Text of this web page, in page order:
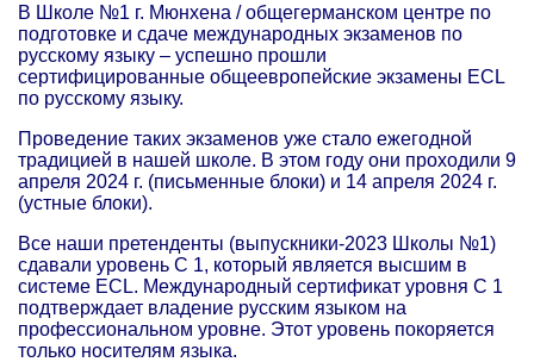
В Школе №1 г. Мюнхена / общегерманском центре по
подготовке и сдаче международных экзаменов по
русскому языку – успешно прошли
сертифицированные общеевропейские экзамены ECL
по русскому языку.
Проведение таких экзаменов уже стало ежегодной
традицией в нашей школе. В этом году они проходили 9
апреля 2024 г. (письменные блоки) и 14 апреля 2024 г.
(устные блоки).
Все наши претенденты (выпускники-2023 Школы №1)
сдавали уровень C 1, который является высшим в
системе ECL. Международный сертификат уровня C 1
подтверждает владение русским языком на
профессиональном уровне. Этот уровень покоряется
только носителям языка.